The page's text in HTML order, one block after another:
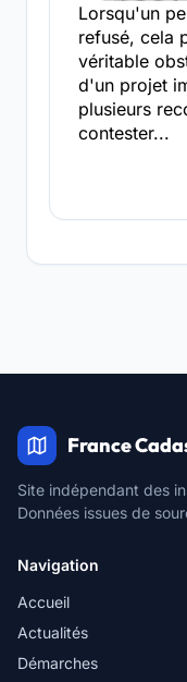
Lorsqu'un
refusé, cela
véritable
d'un projet
plusieurs
contester...
France
Site indépendant des
Données issues de
Navigation
Accueil
Actualités
Démarches